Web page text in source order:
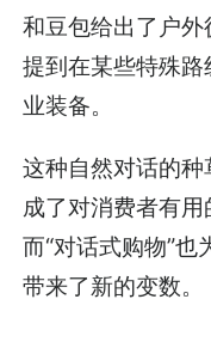
和豆包给出了户
提到在某些特殊
业装备。
这种自然对话的
成了对消费者有用
而“对话式购物”
带来了新的变数。